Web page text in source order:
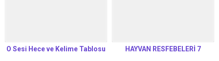
O Sesi Hece ve Kelime Tablosu HAYVAN RESFEBELERİ 7